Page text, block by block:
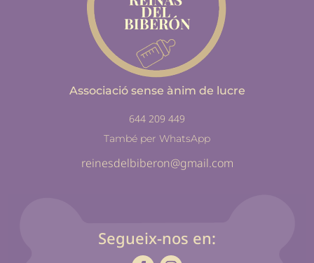
Associació sense ànim de lucre
644 209 449
També per WhatsApp
reinesdelbiberon@gmail.com
Segueix-nos en: